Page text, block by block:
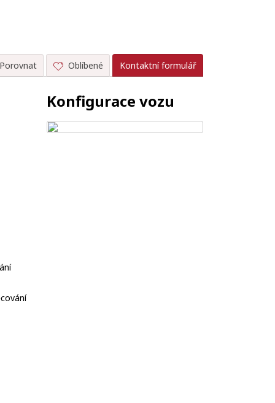
Kontaktní formulář
Oblíbené
Porovnat
Konfigurace vozu